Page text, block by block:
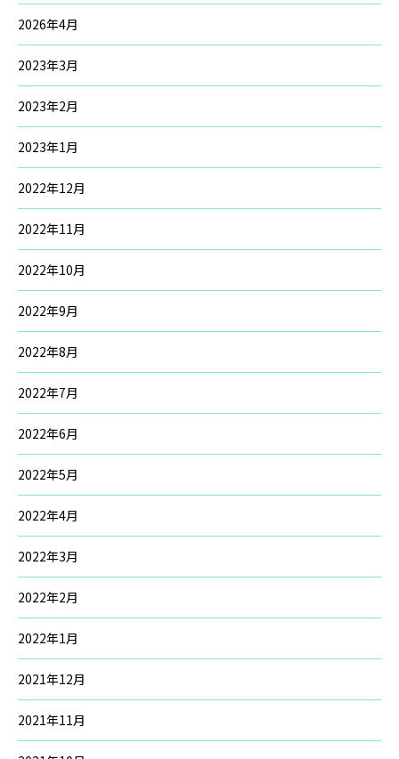
2026年4月
2023年3月
2023年2月
2023年1月
2022年12月
2022年11月
2022年10月
2022年9月
2022年8月
2022年7月
2022年6月
2022年5月
2022年4月
2022年3月
2022年2月
2022年1月
2021年12月
2021年11月